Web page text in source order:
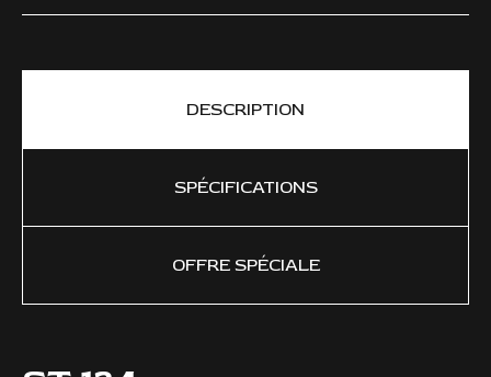
DESCRIPTION
SPÉCIFICATIONS
OFFRE SPÉCIALE